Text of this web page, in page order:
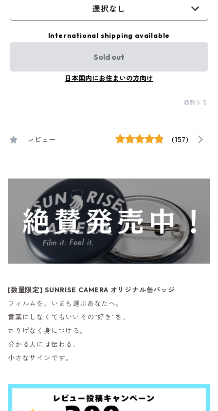
選択なし
International shipping available
Sold out
日本国内にお住まいの方向け
通報する
レビュー (157)
[数量限定] SUNRISE CAMERA オリジナル缶バッジ
フィルムを、いまも選ぶあなたへ。
言葉にしなくてもいいその“好き”を、
さりげなく身につける。
分かる人には伝わる、
小さなサインです。